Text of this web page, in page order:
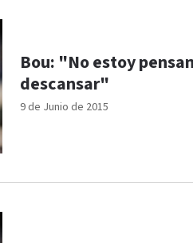
9 de Junio de 2015
Bou: "No estoy
descansar"